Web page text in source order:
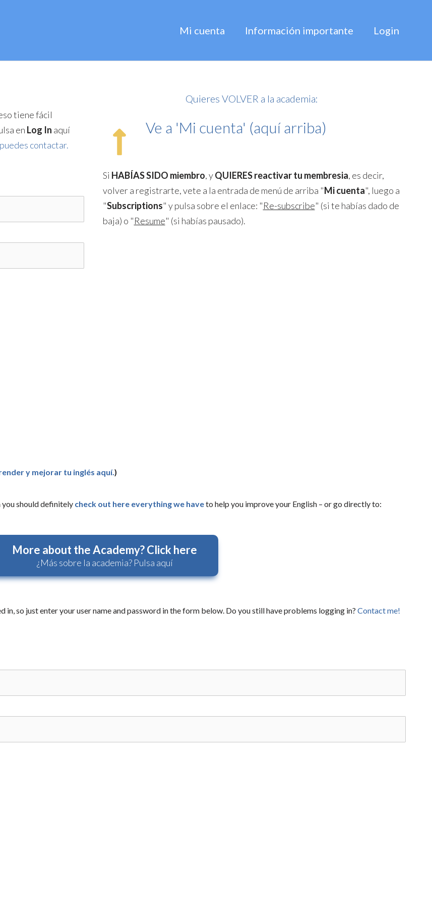
Mi cuenta Información importante Login
tiene fácil
en Log In aquí
contactar.
Quieres VOLVER a la academia:
Ve a 'Mi cuenta' (aquí arriba)
Si HABÍAS SIDO miembro, yQUIERES reactivar tu membresia, es decir,
volver a registrarte, vete a la entrada de menú de arriba "Mi cuenta", luego a
"Subscriptions" y pulsa sobre el enlace: "Re-subscribe" (si te habías dado de
baja) o "Resume" (si habías pausado).
y mejorar tu inglés aquí.)
should definitely check out here everything we haveto help you improve your English – or go directly to:
More about the Academy? Click here
¿Más sobre la academia? Pulsa aquí
in, so just enter your user name and password in the form below. Do you still have problems logging in? Contact me!